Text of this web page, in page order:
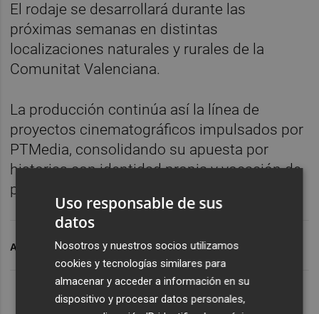
El rodaje se desarrollará durante las
próximas semanas en distintas
localizaciones naturales y rurales de la
Comunitat Valenciana.
La producción continúa así la línea de
proyectos cinematográficos impulsados por
PTMedia, consolidando su apuesta por
historias con identidad propia y vocación de
proyección nacional.
ARCHIVADO EN AUDIOVISUAL VALENCIANO
Uso responsable de sus
datos
Nosotros y nuestros socios utilizamos
cookies y tecnologías similares para
almacenar y acceder a información en su
dispositivo y procesar datos personales,